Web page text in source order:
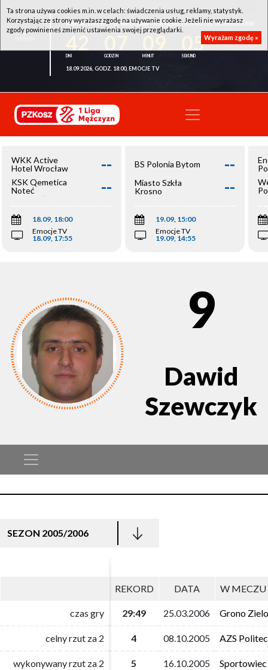
WKK ACTIVE HOTEL WROCŁAW - KSK QEMETICA NOTEĆ INOWROCŁAW
05
18.09.2026, GODZ. 18:00, EMOCJE TV
WKK Active
Hotel Wrocław
--
KSK Qemetica
Noteć
Inowrocław
--
18.09, 18:00
Emocje TV
18.09, 17:55
BS Polonia Bytom --
Miasto Szkła
Krosno
--
19.09, 15:00
Emocje TV
19.09, 14:55
9
Dawid
Szewczyk
SEZON 2005/2006
REKORD DATA W MECZU
czas gry 29:49 25.03.2006 Grono
celny rzut za 2 4 08.10.2005 AZS
wykonywany rzut za 2 5 16.10.2005
REKORD DATA W MECZU
czas gry 29:49 25.03.2006 Grono
celny rzut za 2 4 08.10.2005 AZS
wykonywany rzut za 2 5 16.10.2005
Ta strona używa cookies m.in. w celach: świadczenia usług, reklamy, statystyk.
Korzystając ze strony wyrażasz zgodę na używanie cookie. Jeżeli nie wyrażasz
zgody powinieneś zmienić ustawienia swojej przeglądarki.
Wyrażam zgodę »